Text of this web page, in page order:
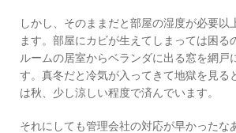
しかし、そのままだと部屋の湿度が必要以
ます。部屋にカビが生えてしまっては困る
ルームの居室からベランダに出る窓を網戸
す。真冬だと冷気が入ってきて地獄を見る
は秋、少し涼しい程度で済んでいます。
それにしても管理会社の対応が早かったな